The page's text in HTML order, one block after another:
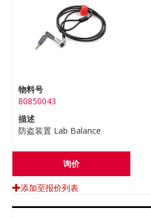
物料号
80850043
描述
防盗装置 Lab Balance
询价
添加至报价列表